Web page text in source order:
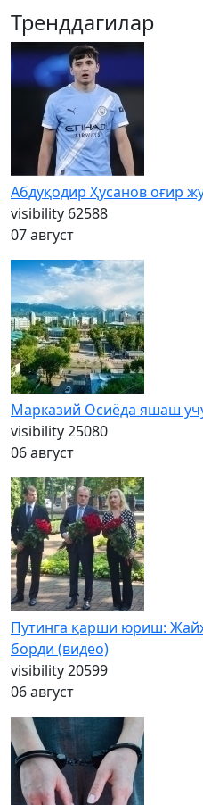
Тренддагилар
Абдуқодир Ҳусанов оғир
visibility 62588
07 август
Марказий Осиёда яшаш
visibility25080
06 август
Путинга қарши юриш:
борди (видео)
visibility20599
06 август